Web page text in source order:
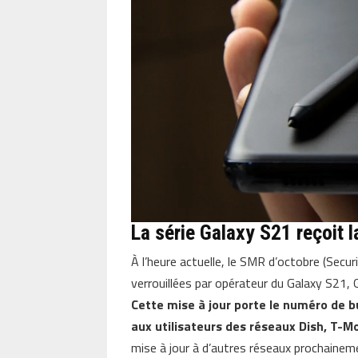
La série Galaxy S21 reçoit
À l’heure actuelle, le SMR d’octobre
verrouillées par opérateur du Galaxy
Cette mise à jour porte le numéro de
aux utilisateurs des réseaux Dish, T-
mise à jour à d’autres réseaux